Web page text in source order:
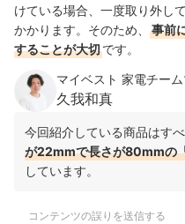
けている場合、一度取り外し
かかります。そのため、
事前
することが大切です。
マイベスト 家電チー
久我和真
今回紹介している商品はすべ
が22mmで長さが80mmの
しています。
コンテンツの誤りを送信する